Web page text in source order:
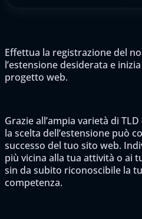
Effettua la registrazione del
l’estensione desiderata e
progetto web.
Grazie all’ampia varietà di
la scelta dell’estensione può
successo del tuo sito web.
più vicina alla tua attività o ai
sin da subito riconoscibile la
competenza.